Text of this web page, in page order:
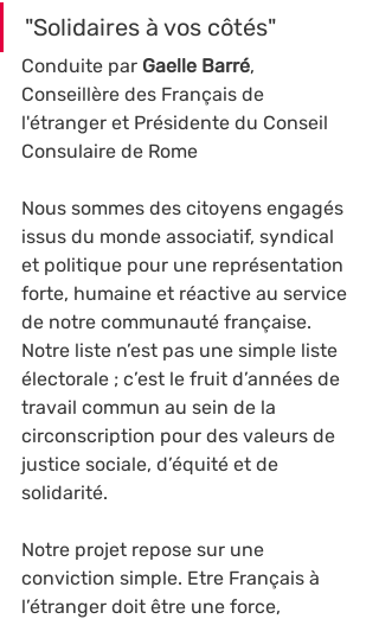
"Solidaires à vos côtés"
Conduite par Gaelle Barré,
Conseillère des Français de
l'étranger et Présidente du Conseil
Consulaire de Rome
Nous sommes des citoyens engagés
issus du monde associatif, syndical
et politique pour une représentation
forte, humaine et réactive au service
de notre communauté française.
Notre liste n’est pas une simple liste
électorale ; c’est le fruit d’années de
travail commun au sein de la
circonscription pour des valeurs de
justice sociale, d’équité et de
solidarité.
Notre projet repose sur une
conviction simple. Etre Français à
l’étranger doit être une force,